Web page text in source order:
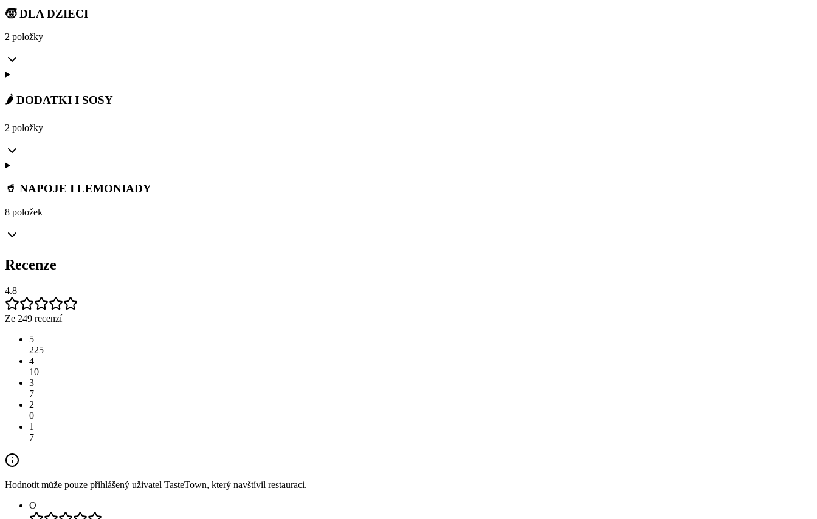
🧒 DLA DZIECI
2 položky
🌶️ DODATKI I SOSY
2 položky
🥤 NAPOJE I LEMONIADY
8 položek
Recenze
4.8
Ze 249 recenzí
5
225
4
10
3
7
2
0
1
7
Hodnotit může pouze přihlášený uživatel TasteTown, který navštívil restauraci.
O